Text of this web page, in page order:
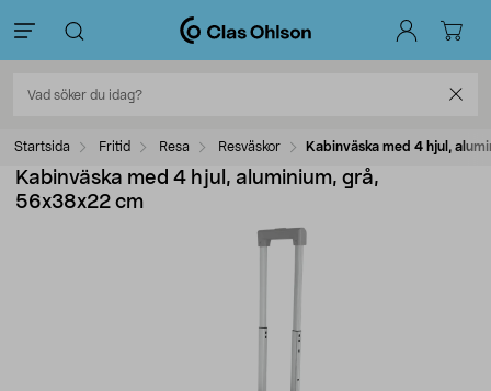
Startsida Fritid Resa Resväskor Kabinväska med 4 hjul,
Kabinväska med 4 hjul, aluminium, grå,
56x38x22 cm